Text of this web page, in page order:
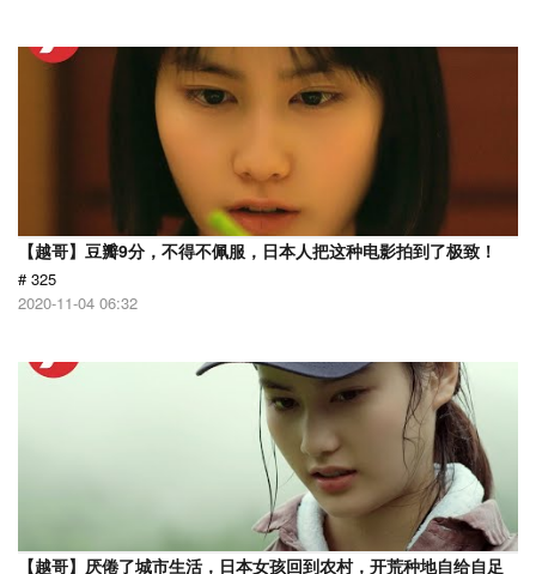
【越哥】豆瓣9分，不得不佩服，日本人把这种电影拍到了极致！
# 325
2020-11-04 06:32
【越哥】厌倦了城市生活，日本女孩回到农村，开荒种地自给自足